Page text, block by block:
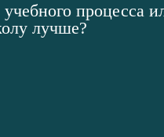
процесса
лучше?